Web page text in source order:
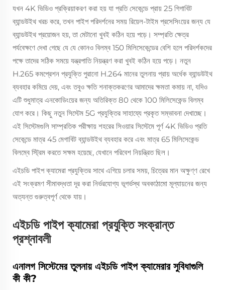
যখন 4K ভিডিও প্রক্রিয়াকরণ করা হয় যা প্রতি সেকেন্ডে প্রায় 25 গিগাবিট
ব্যান্ডউইথ খরচ করে, তখন পাইপ পরিদর্শনের সময় রিয়েল-টাইম প্রসেসিংয়ের জন্য যে
ব্যান্ডউইথ প্রয়োজন হয়, তা মেটানো খুবই কঠিন হয়ে পড়ে। সম্প্রতি ক্ষেত্র
পর্যবেক্ষণে দেখা গেছে যে যে কোনও বিলম্ব 150 মিলিসেকেন্ডের বেশি হলে পরিদর্শকদের
পক্ষে তাদের সঠিক সময়ে যন্ত্রপাতি নিয়ন্ত্রণ করা খুবই কঠিন হয়ে পড়ে। নতুন
H.265 কমপ্রেশন প্রযুক্তি পুরানো H.264 মানের তুলনায় প্রায় অর্ধেক ব্যান্ডউইথ
ব্যবহার কমিয়ে দেয়, এবং তবুও ক্ষতি শনাক্তকরণের আমাদের ক্ষমতা কমায় না, যদিও
এটি শুধুমাত্র এনকোডিংয়ের জন্য অতিরিক্ত 80 থেকে 100 মিলিসেকেন্ড বিলম্ব
যোগ করে। কিছু নতুন সিস্টেম 5G প্রযুক্তির সাহায্যে প্রকৃত সম্ভাবনা দেখাচ্ছে।
এই সিস্টেমগুলি সাম্প্রতিক পরীক্ষায় শহরের সিওয়ার সিস্টেমে পূর্ণ 4K ভিডিও প্রতি
সেকেন্ডে মাত্র 45 মেগাবিট ব্যান্ডউইথ ব্যবহার করে এবং মাত্র 65 মিলিসেকেন্ড
বিলম্বে স্ট্রিম করতে সক্ষম হয়েছে, যেখানে পরিবেশ নিয়ন্ত্রিত ছিল।
এইচডি পাইপ ক্যামেরা প্রযুক্তির সাথে এগিয়ে চলার সময়, চিত্রের মান অক্ষুণ্ণ রেখে
এই সংক্রমণ সীমাবদ্ধতা দূর করা নির্ভরযোগ্য ভূগর্ভস্থ অবকাঠামো মূল্যায়নের জন্য
অত্যন্ত গুরুত্বপূর্ণ থেকে যায়।
এইচডি পাইপ ক্যামেরা প্রযুক্তি সংক্রান্ত
প্রশ্নাবলী
এনালগ সিস্টেমের তুলনায় এইচডি পাইপ ক্যামেরার সুবিধাগুলি
কী কী?